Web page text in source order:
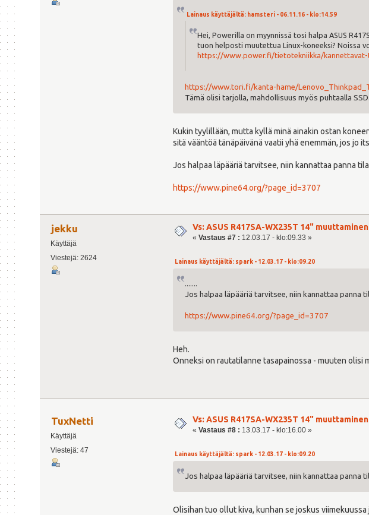
Lainaus käyttäjältä: hamsteri - 06.11.16 - klo:14.59
Hei, Powerilla on myynnissä tosi halpa ASUS
tuon helposti muutettua Linux-koneeksi? Noissa
https://www.power.fi/tietotekniikka/
https://www.tori.fi/kanta-hame/
Tämä olisi tarjolla, mahdollisuus myös puhtaalla
Kukin tyylillään, mutta kyllä minä ainakin ostan
sitä vääntöä tänäpäivänä vaatii yhä enemmän, jos jo
Jos halpaa läpääriä tarvitsee, niin kannattaa panna
https://www.pine64.org/?page_id=3707
jekku
Käyttäjä
Viestejä: 2624
Vs: ASUS R417SA-WX235T 14"
«Vastaus #7 : 12.03.17 - klo:09.33 »
Lainaus käyttäjältä: spark - 12.03.17 - klo:09.20
.......
Jos halpaa läpääriä tarvitsee, niin kannattaa panna
https://www.pine64.org/?page_id=3707
Heh.
Onneksi on rautatilanne tasapainossa - muuten olisi
TuxNetti
Käyttäjä
Viestejä: 47
Vs: ASUS R417SA-WX235T 14"
«Vastaus #8 : 13.03.17 - klo:16.00 »
Lainaus käyttäjältä: spark - 12.03.17 - klo:09.20
Jos halpaa läpääriä tarvitsee, niin kannattaa panna
Olisihan tuo ollut kiva, kunhan se joskus